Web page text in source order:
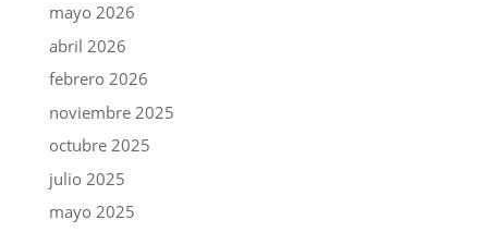
mayo 2026
abril 2026
febrero 2026
noviembre 2025
octubre 2025
julio 2025
mayo 2025